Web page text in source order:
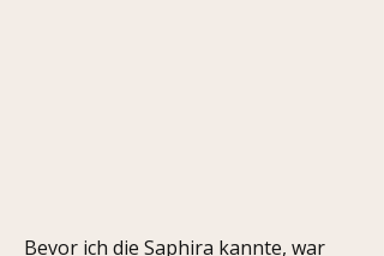
Bevor ich die Saphira kannte, war